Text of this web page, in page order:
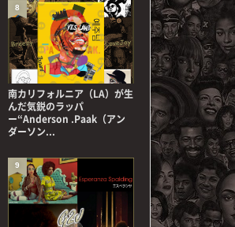
南カリフォルニア（LA）が生
んだ気鋭のラッパ
ー“Anderson .Paak（アン
ダーソン...
8
9